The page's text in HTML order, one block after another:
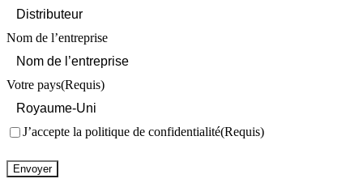
Nom de l’entreprise
Votre pays(Requis)
Consentement(Requis)
J’accepte la politique de confidentialité(Requis)